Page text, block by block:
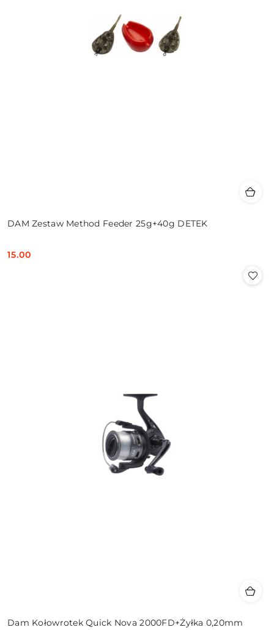
DAM Zestaw Method Feeder 25g+40g DETEK
Cena:
15.00
Dam Kołowrotek Quick Nova 2000FD+Żyłka 0,20mm